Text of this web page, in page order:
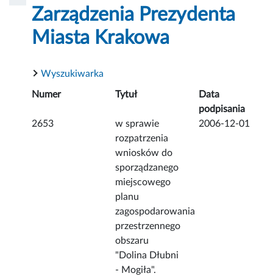
Zarządzenia Prezydenta
Miasta Krakowa
Wyszukiwarka
Numer Tytuł
Data
podpisania
2653
w sprawie
rozpatrzenia
wniosków do
sporządzanego
miejscowego
planu
zagospodarowania
przestrzennego
obszaru
"Dolina Dłubni
- Mogiła".
2006-12-01